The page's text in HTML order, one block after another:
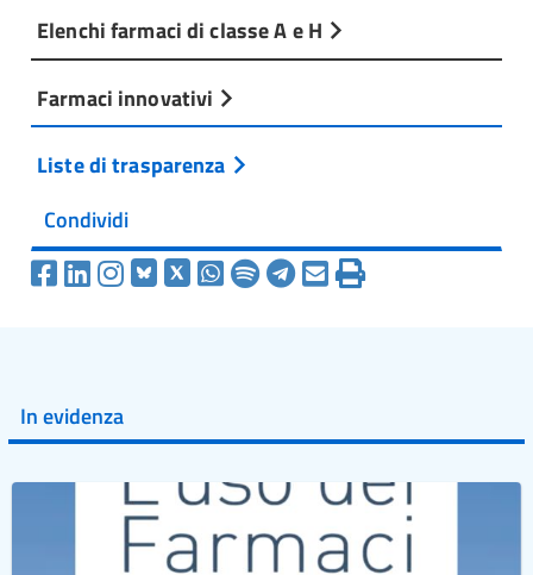
Elenchi farmaci di classe A e H
Farmaci innovativi
Liste di trasparenza
Condividi
In evidenza